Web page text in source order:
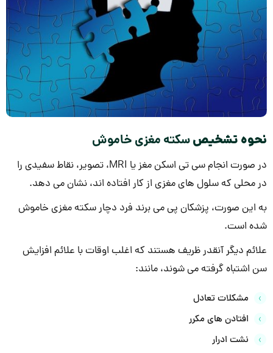
نحوه تشخیصسکته مغزی خاموش
در صورت انجام سی تی اسکن مغز یا MRI، تصویر، نقاط سفیدی را
در محلی که سلول های مغزی از کار افتاده اند، نشان می دهد.
به این صورت، پزشکان پی می برند فرد دچار سکته مغزی خاموش
شده است.
علائم دیگر آنقدر ظریف هستند که اغلب اوقات با علائم افزایش
سن اشتباه گرفته می شوند، مانند:
مشکلات تعادل
افتادن های مکرر
نشت ادرار